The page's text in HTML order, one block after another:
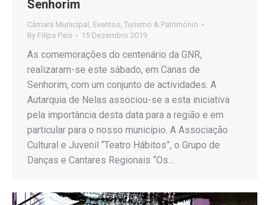
Senhorim
Câmara Municipal , Eventos, Turismo & Património
By Filipa Pais 15 Dezembro 2019
As comemorações do centenário da GNR,
realizaram-se este sábado, em Canas de
Senhorim, com um conjunto de actividades. A
Autarquia de Nelas associou-se a esta iniciativa
pela importância desta data para a região e em
particular para o nosso município. A Associação
Cultural e Juvenil “Teatro Hábitos”, o Grupo de
Danças e Cantares Regionais “Os…